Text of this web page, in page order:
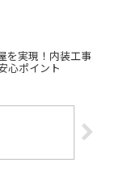
を実現！内装工事
心ポイント